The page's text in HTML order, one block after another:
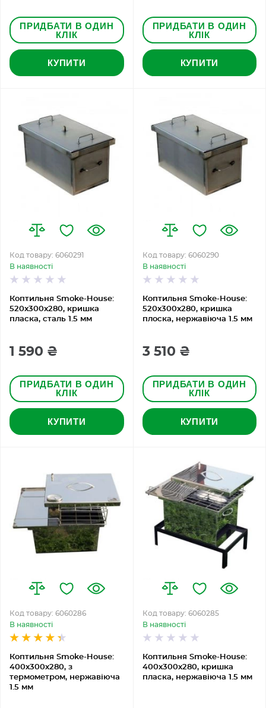
ПРИДБАТИ В ОДИН
КЛІК
КУПИТИ
ПРИДБАТИ В ОДИН
КЛІК
КУПИТИ
Коптильня Smoke-House:
520x300x280, кришка
пласка, сталь 1.5 мм
Код товару: 6060291
В наявності
1 590 ₴
ПРИДБАТИ В ОДИН
КЛІК
КУПИТИ
Коптильня Smoke-House:
520x300x280, кришка
плоска, нержавіюча 1.5 мм
Код товару: 6060290
В наявності
3 510 ₴
ПРИДБАТИ В ОДИН
КЛІК
КУПИТИ
Коптильня Smoke-House:
400х300х280, з
термометром, нержавіюча
1.5 мм
Код товару: 6060286
В наявності
Коптильня Smoke-House:
400х300х280, кришка
пласка, нержавіюча 1.5 мм
Код товару: 6060285
В наявності